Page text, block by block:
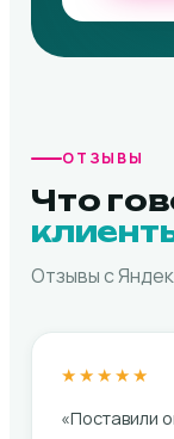
ОТЗЫВЫ
Что
Отзывы с
★★★★★
«Поставили